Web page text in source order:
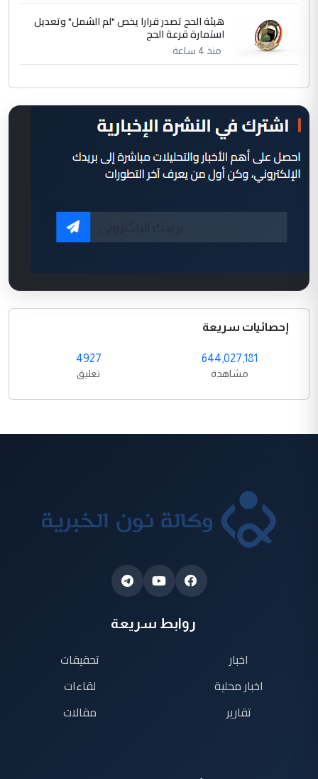
هيئة الحج تصدر قرارا يخص "لم الشمل" وتعديل
استمارة قرعة الحج
منذ 4 ساعة
إحصائيات سريعة
644,027,181
مشاهدة
4927
تعليق
روابط سريعة
اخبار
اخبار محلية
تقارير
تحقيقات
لقاءات
مقالات